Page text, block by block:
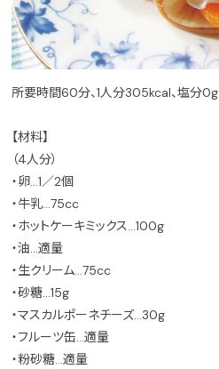
所要時間60分、1人分305kcal、塩分0g
【材料】
（4人分）
・卵…1／2個
・牛乳…75cc
・ホットケーキミックス…100g
・油…適量
・生クリーム…75cc
・砂糖…15g
・マスカルポーネチーズ…30g
・フルーツ缶…適量
・粉砂糖…適量